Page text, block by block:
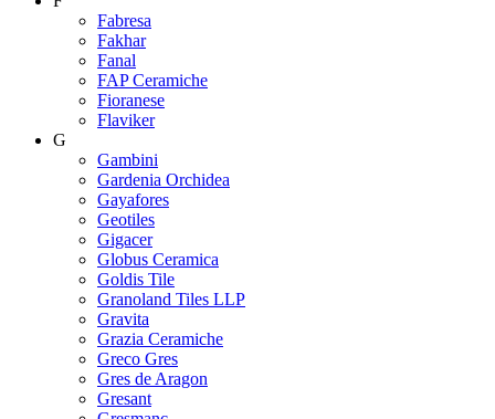
Fabresa
Fakhar
Fanal
FAP Ceramiche
Fioranese
Flaviker
G
Gambini
Gardenia Orchidea
Gayafores
Geotiles
Gigacer
Globus Ceramica
Goldis Tile
Granoland Tiles LLP
Gravita
Grazia Ceramiche
Greco Gres
Gres de Aragon
Gresant